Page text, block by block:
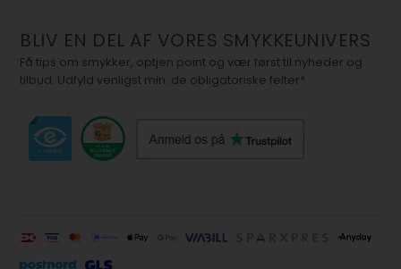
BLIV EN DEL AF VORES SMYKKEUNIVERS
Få tips om smykker, optjen point og vær først til nyheder og
tilbud. Udfyld venligst min. de obligatoriske felter*